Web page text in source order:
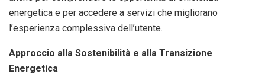
energetica e per accedere a servizi che migliorano
l’esperienza complessiva dell’utente.
Approccio alla Sostenibilità e alla Transizione
Energetica